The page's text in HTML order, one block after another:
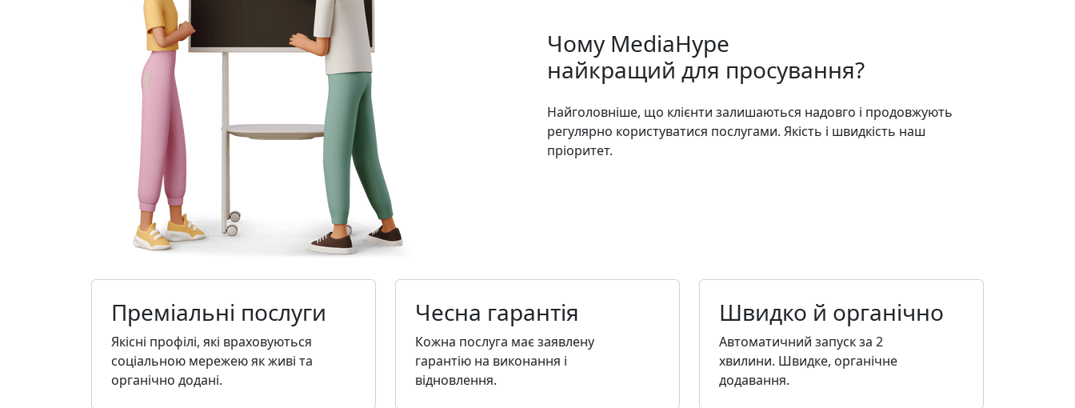
Чому MediaHype
найкращий для просування?
Найголовніше, що клієнти залишаються надовго і продовжують
регулярно користуватися послугами. Якість і швидкість наш
пріоритет.
Преміальні послуги
Якісні профілі, які враховуються
соціальною мережею як живі та
органічно додані.
Чесна гарантія
Кожна послуга має заявлену
гарантію на виконання і
відновлення.
Швидко й органічно
Автоматичний запуск за 2
хвилини. Швидке, органічне
додавання.